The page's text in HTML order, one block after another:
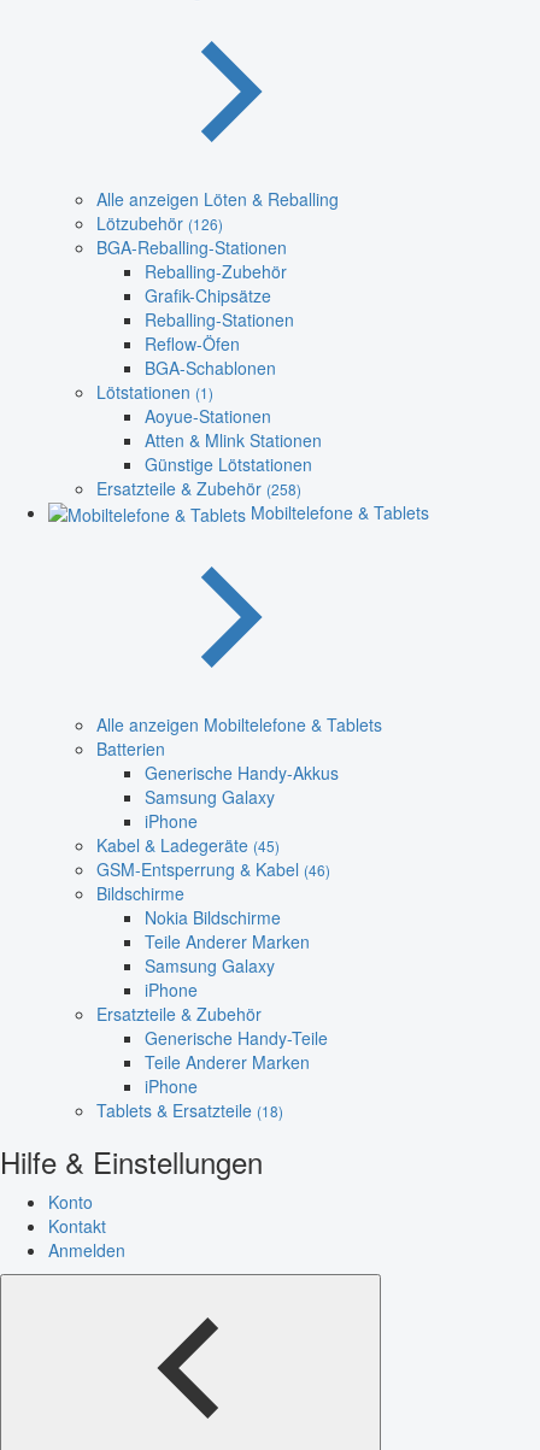
Alle anzeigen Löten & Reballing
Lötzubehör (126)
BGA-Reballing-Stationen
Reballing-Zubehör
Grafik-Chipsätze
Reballing-Stationen
Reflow-Öfen
BGA-Schablonen
Lötstationen (1)
Aoyue-Stationen
Atten & Mlink Stationen
Günstige Lötstationen
Ersatzteile & Zubehör (258)
Mobiltelefone & Tablets
Alle anzeigen Mobiltelefone & Tablets
Batterien
Generische Handy-Akkus
Samsung Galaxy
iPhone
Kabel & Ladegeräte (45)
GSM-Entsperrung & Kabel (46)
Bildschirme
Nokia Bildschirme
Teile Anderer Marken
Samsung Galaxy
iPhone
Ersatzteile & Zubehör
Generische Handy-Teile
Teile Anderer Marken
iPhone
Tablets & Ersatzteile (18)
Hilfe & Einstellungen
Konto
Kontakt
Anmelden